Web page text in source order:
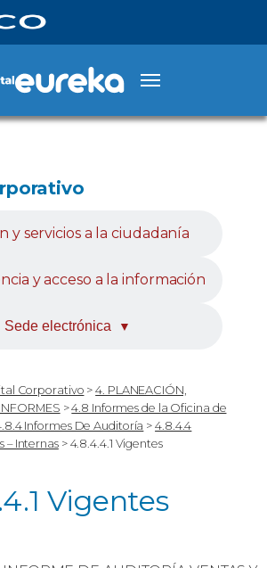
y servicios a la ciudadanía
y acceso a la información
Sede electrónica ▼
Corporativo >4. PLANEACIÓN,
>4.8 Informes de la Oficina de
Informes De Auditoría >4.8.4.4
– Internas> 4.8.4.4.1 Vigentes
Vigentes